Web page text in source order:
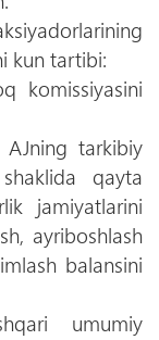
kun tartibi:
komissiyasini
tarkibiy
qayta
jamiyatlarini
ayriboshlash
balansini
umumiy